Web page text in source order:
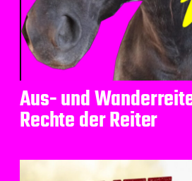
Aus- und
Rechte der Reiter